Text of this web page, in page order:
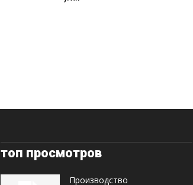
топ просмотров
Производство